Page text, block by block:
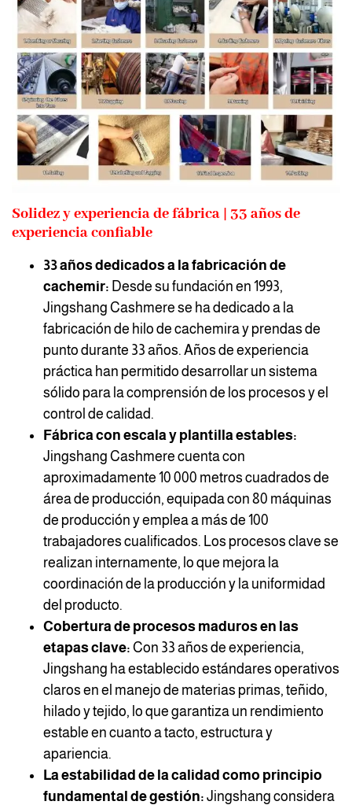
Solidez y experiencia de fábrica | 33 años de
experiencia confiable
33 años dedicados a la fabricación de
cachemir: Desde su fundación en 1993,
Jingshang Cashmere se ha dedicado a la
fabricación de hilo de cachemira y prendas de
punto durante 33 años. Años de experiencia
práctica han permitido desarrollar un sistema
sólido para la comprensión de los procesos y el
control de calidad.
Fábrica con escala y plantilla estables:
Jingshang Cashmere cuenta con
aproximadamente 10 000 metros cuadrados de
área de producción, equipada con 80 máquinas
de producción y emplea a más de 100
trabajadores cualificados. Los procesos clave se
realizan internamente, lo que mejora la
coordinación de la producción y la uniformidad
del producto.
Cobertura de procesos maduros en las
etapas clave: Con 33 años de experiencia,
Jingshang ha establecido estándares operativos
claros en el manejo de materias primas, teñido,
hilado y tejido, lo que garantiza un rendimiento
estable en cuanto a tacto, estructura y
apariencia.
La estabilidad de la calidad como principio
fundamental de gestión: Jingshang considera